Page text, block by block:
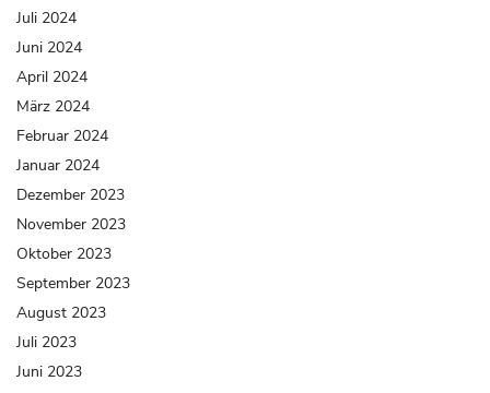
Juli 2024
Juni 2024
April 2024
März 2024
Februar 2024
Januar 2024
Dezember 2023
November 2023
Oktober 2023
September 2023
August 2023
Juli 2023
Juni 2023